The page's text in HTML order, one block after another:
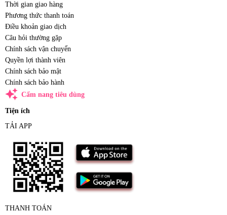
Thời gian giao hàng
Phương thức thanh toán
Điều khoản giao dịch
Câu hỏi thường gặp
Chính sách vận chuyển
Quyền lợi thành viên
Chính sách bảo mật
Chính sách bảo hành
auto_awesome Cẩm nang tiêu dùng
Tiện ích
TẢI APP
THANH TOÁN